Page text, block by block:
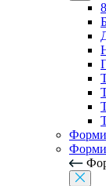
Форми
Форми